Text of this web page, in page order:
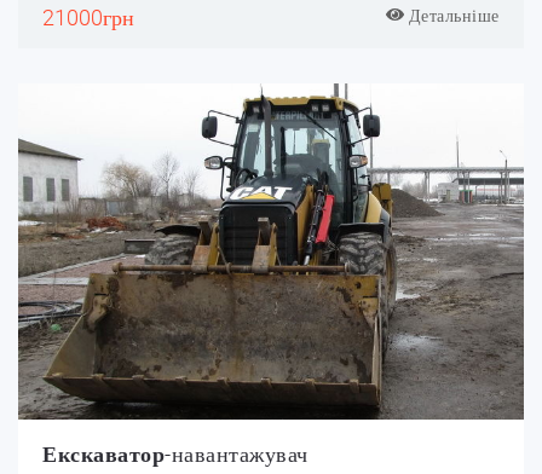
21000грн Детальніше
Екскаватор-навантажувач